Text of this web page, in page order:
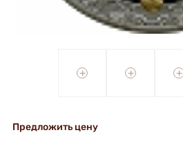
+ + +
Предложить цену